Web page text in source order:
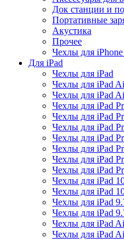
Док станции и
Портативные
Акустика
Прочее
Чехлы для
Для iPad
Чехлы для iPad
Чехлы для iPad
Чехлы для iPad
Чехлы для iPad
Чехлы для iPad
Чехлы для iPad
Чехлы для iPad
Чехлы для iPad
Чехлы для iPad
Чехлы для iPad
Чехлы для iPad
Чехлы для iPad
Чехлы для iPad
Чехлы для iPad
Чехлы для iPad
Чехлы для iPad